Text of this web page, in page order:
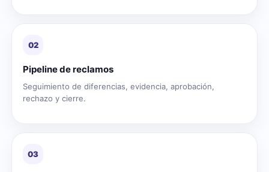
02
Pipeline de reclamos
Seguimiento de diferencias, evidencia, aprobación,
rechazo y cierre.
03